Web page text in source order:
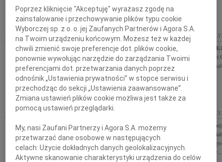
współczucia oraz słowa...
22.06.2026 BIAŁYSTOK
Naszej Koleżance Anecie Kawęczyńskiej-Lasoń
składamy serdeczne wyrazy współczucia i słowa
wsparcia z powodu śmierci Mamy koleżanki i
koledzy z firmy Roche
19.06.2026
Pani dr Justynie
z powodu śmierci
Instytutu
03.06.2026BIAŁYSTOK
Wyrazy głębokiego współczucia oraz słowa wsparcia
i otuchy Pani Stanisławie Kozłowskiej Skarbnik
Miasta Białegostoku z powodu śmierci Brata składają
Przewodnicząca Rady...
Pani
Rady Izby
wyrazy
Mamy Rada Izby...
Poprzez kliknięcie "Akceptuję" wyrażasz zgodę na
zainstalowanie i przechowywanie plików typu cookie
Wyborczej sp. z o. o. jej Zaufanych Partnerów i Agora S.A.
na Twoim urządzeniu końcowym. Możesz też w każdej
chwili zmienić swoje preferencje dot. plików cookie,
ponownie wywołując narzędzie do zarządzania Twoimi
preferencjami dot. przetwarzania danych poprzez
odnośnik „Ustawienia prywatności” w stopce serwisu i
przechodząc do sekcji „Ustawienia zaawansowane”.
Zmiana ustawień plików cookie możliwa jest także za
pomocą ustawień przeglądarki.
My, nasi Zaufani Partnerzy i Agora S.A. możemy
przetwarzać dane osobowe w następujących
celach:Użycie dokładnych danych geolokalizacyjnych.
Aktywne skanowanie charakterystyki urządzenia do celów